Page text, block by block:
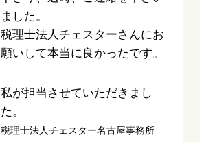
ました。
税理士法人チェスターさんにお
願いして本当に良かったです。
私が担当させていただきまし
た。
税理士法人チェスター名古屋事務所